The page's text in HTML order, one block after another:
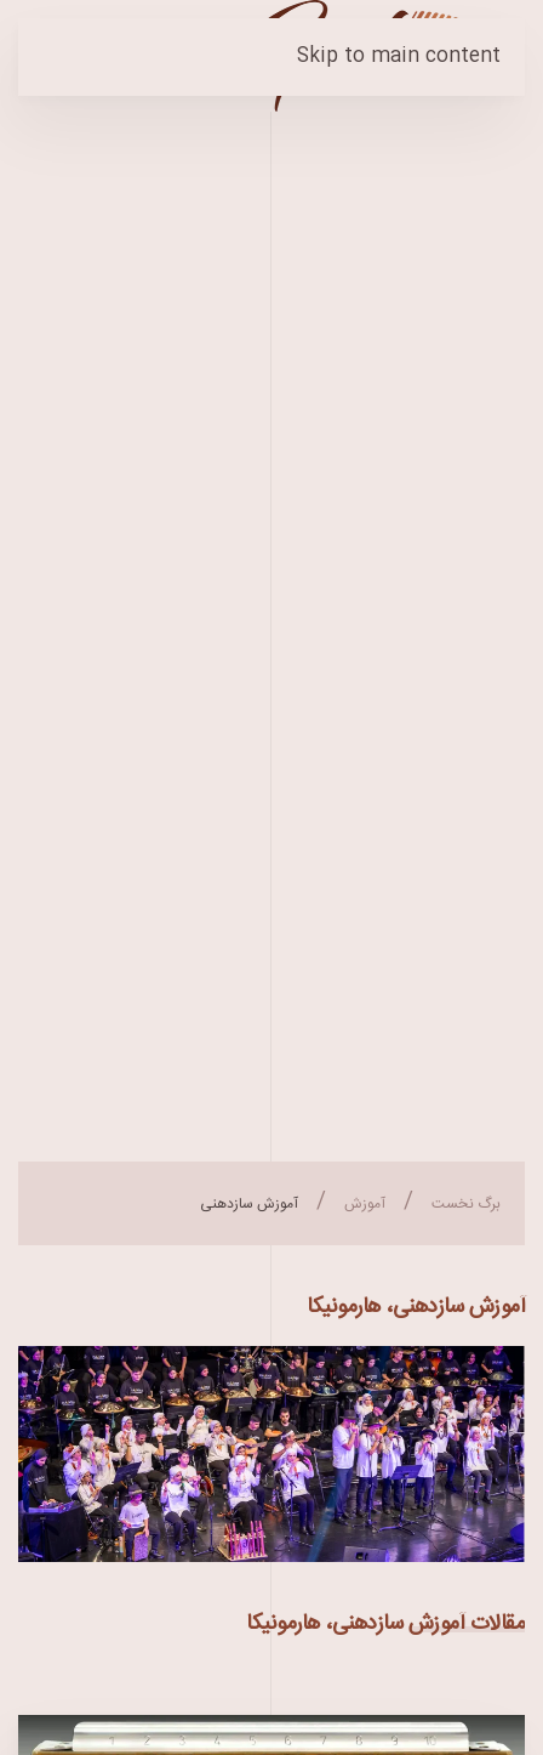
Skip to main content
برگ نخست آموزش آموزش سازدهنی
آموزش سازدهنی، هارمونیکا
مقالات آموزش سازدهنی، هارمونیکا